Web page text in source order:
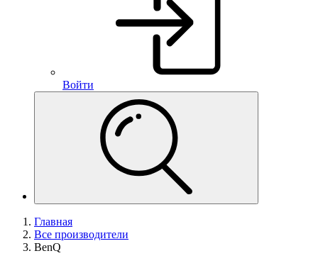
Войти
Главная
Все производители
BenQ